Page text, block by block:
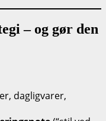
– og gør den
dagligvarer,